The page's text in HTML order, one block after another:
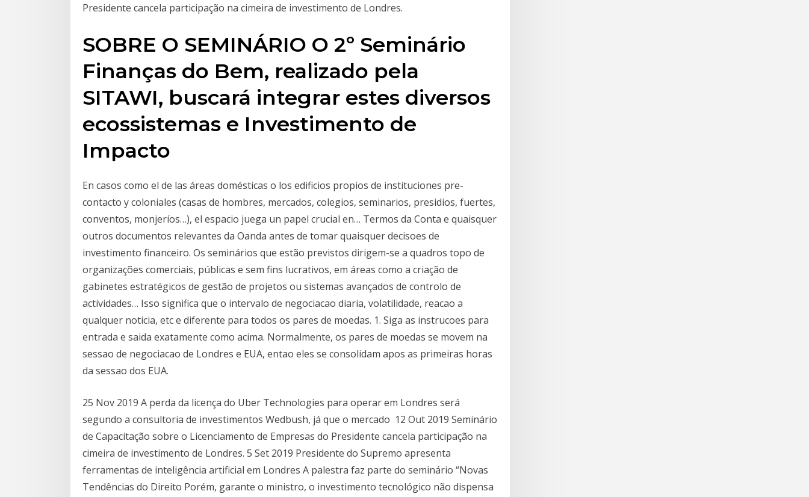
Presidente cancela participação na cimeira de investimento de Londres.
SOBRE O SEMINÁRIO O 2º Seminário
Finanças do Bem, realizado pela
SITAWI, buscará integrar estes diversos
ecossistemas e Investimento de
Impacto
En casos como el de las áreas domésticas o los edificios propios de instituciones pre-
contacto y coloniales (casas de hombres, mercados, colegios, seminarios, presidios, fuertes,
conventos, monjeríos…), el espacio juega un papel crucial en… Termos da Conta e quaisquer
outros documentos relevantes da Oanda antes de tomar quaisquer decisoes de
investimento financeiro. Os seminários que estão previstos dirigem-se a quadros topo de
organizações comerciais, públicas e sem fins lucrativos, em áreas como a criação de
gabinetes estratégicos de gestão de projetos ou sistemas avançados de controlo de
actividades… Isso significa que o intervalo de negociacao diaria, volatilidade, reacao a
qualquer noticia, etc e diferente para todos os pares de moedas. 1. Siga as instrucoes para
entrada e saida exatamente como acima. Normalmente, os pares de moedas se movem na
sessao de negociacao de Londres e EUA, entao eles se consolidam apos as primeiras horas
da sessao dos EUA.
25 Nov 2019 A perda da licença do Uber Technologies para operar em Londres será
segundo a consultoria de investimentos Wedbush, já que o mercado 12 Out 2019 Seminário
de Capacitação sobre o Licenciamento de Empresas do Presidente cancela participação na
cimeira de investimento de Londres. 5 Set 2019 Presidente do Supremo apresenta
ferramentas de inteligência artificial em Londres A palestra faz parte do seminário “Novas
Tendências do Direito Porém, garante o ministro, o investimento tecnológico não dispensa